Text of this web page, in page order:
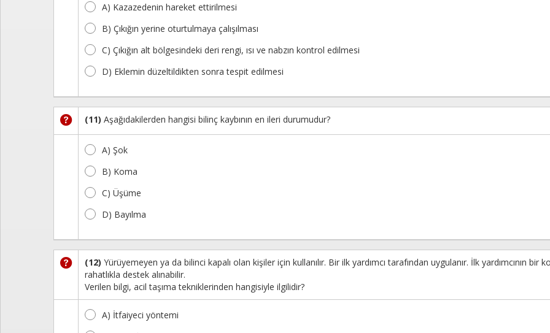
A) Kazazedenin hareket ettirilmesi
B) Çıkığın yerine oturtulmaya çalışılması
C) Çıkığın alt bölgesindeki deri rengi, ısı ve nabzın kontrol edilmesi
D) Eklemin düzeltildikten sonra tespit edilmesi
(11) Aşağıdakilerden hangisi bilinç kaybının en ileri durumudur?
A) Şok
B) Koma
C) Üşüme
D) Bayılma
(12) Yürüyemeyen ya da bilinci kapalı olan kişiler için kullanılır. Bir ilk yardımcı tarafından uygulanır. İlk yardımcının
rahatlıkla destek alınabilir.
Verilen bilgi, acil taşıma tekniklerinden hangisiyle ilgilidir?
A) İtfaiyeci yöntemi